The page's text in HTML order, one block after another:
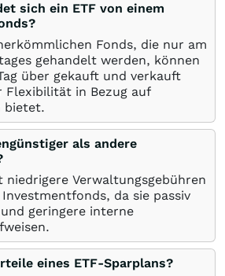
sich ein ETF von einem
Fonds, die nur am
gehandelt werden, können
über gekauft und verkauft
Flexibilität in Bezug auf
bietet.
als andere
niedrigere Verwaltungsgebühren
da sie passiv
geringere interne
eines ETF-Sparplans?